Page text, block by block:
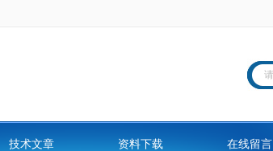
技术文章 资料下载 在线留言